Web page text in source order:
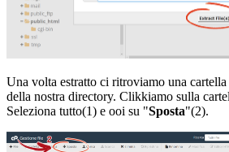
Una volta estratto ci ritroviamo una
della nostra directory. Clikkiamo sulla
Seleziona tutto(1) e ooi su "Sposta"(2).